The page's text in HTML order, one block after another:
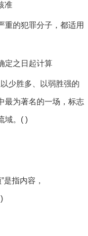
准
重的犯罪分子，都适用
定之日起计算
少胜多、以弱胜强的
最为著名的一场，标志
域。( )
是指内容，